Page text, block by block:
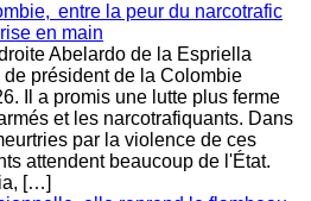
entre la peur du narcotrafic
en main
Abelardo de la Espriella
président de la Colombie
Il a promis une lutte plus ferme
et les narcotrafiquants. Dans
par la violence de ces
attendent beaucoup de l'État.
[…]